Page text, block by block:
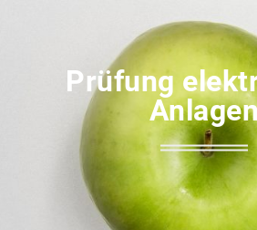
Prüfung